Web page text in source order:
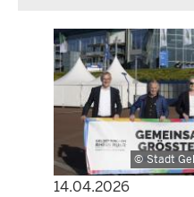
Stadt
14.04.2026